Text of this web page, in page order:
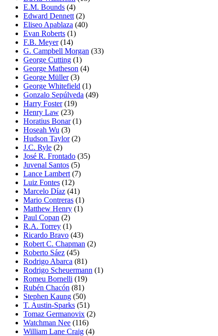
E.M. Bounds (4)
Edward Dennett (2)
Eliseo Apablaza (40)
Evan Roberts (1)
F.B. Meyer(14)
G. Campbell Morgan (33)
George Cutting (1)
George Matheson (4)
George Müller(3)
George Whitefield (1)
Gonzalo Sepúlveda (49)
Harry Foster(19)
Henry Law (23)
Horatius Bonar(1)
Hoseah Wu (3)
Hudson Taylor(2)
J.C. Ryle (2)
José R. Frontado (35)
Juvenal Santos (5)
Lance Lambert (7)
Luiz Fontes (12)
Marcelo Díaz (41)
Mario Contreras (1)
Matthew Henry (1)
Paul Copan (2)
R.A. Torrey (1)
Ricardo Bravo (43)
Robert C. Chapman (2)
Roberto Sáez (45)
Rodrigo Abarca (81)
Rodrigo Scheuermann (1)
Romeu Bornelli (19)
Rubén Chacón (81)
Stephen Kaung (50)
T. Austin-Sparks (51)
Tomaz Germanovix (2)
Watchman Nee (116)
William Lane Craig (4)